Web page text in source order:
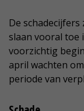
De
slaan vooral toe
voorzichtig
april wachten
periode van